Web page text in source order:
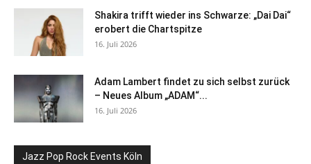
Shakira trifft wieder ins Schwarze: „Dai Dai“
erobert die Chartspitze
16. Juli 2026
Adam Lambert findet zu sich selbst zurück
– Neues Album „ADAM“...
16. Juli 2026
Jazz Pop Rock Events Köln